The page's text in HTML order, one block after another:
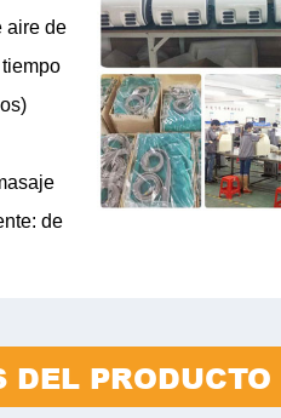
aire de
de
DEL PRODUCTO